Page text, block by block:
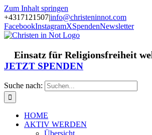
Zum Inhalt springen
+4317121507|info@christeninnot.com
FacebookInstagramXSpendenNewsletter
Einsatz für Religionsfreiheit
JETZT SPENDEN
Suche nach:
HOME
AKTIV WERDEN